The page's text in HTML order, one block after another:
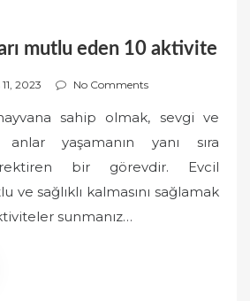
mutlu eden 10 aktivite
2023 No Comments
sahip olmak, sevgi ve
yaşamanın yanı sıra
bir görevdir. Evcil
ve sağlıklı kalmasını sağlamak
sunmanız…